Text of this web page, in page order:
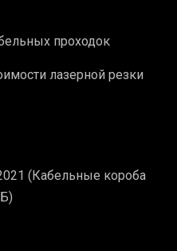
проходок
лазерной резки
(Кабельные короба